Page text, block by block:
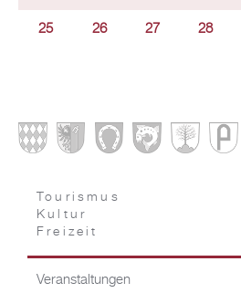
25 26 27 28
Tourismus
Kultur
Freizeit
Veranstaltungen